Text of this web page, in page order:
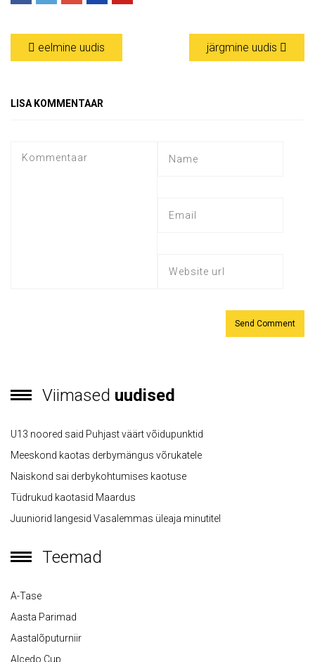
eelmine uudis järgmine uudis
LISA KOMMENTAAR
Viimased uudised
U13 noored said Puhjast väärt võidupunktid
Meeskond kaotas derbymängus võrukatele
Naiskond sai derbykohtumises kaotuse
Tüdrukud kaotasid Maardus
Juuniorid langesid Vasalemmas üleaja minutitel
Teemad
A-Tase
Aasta Parimad
Aastalõputurniir
Alcedo Cup